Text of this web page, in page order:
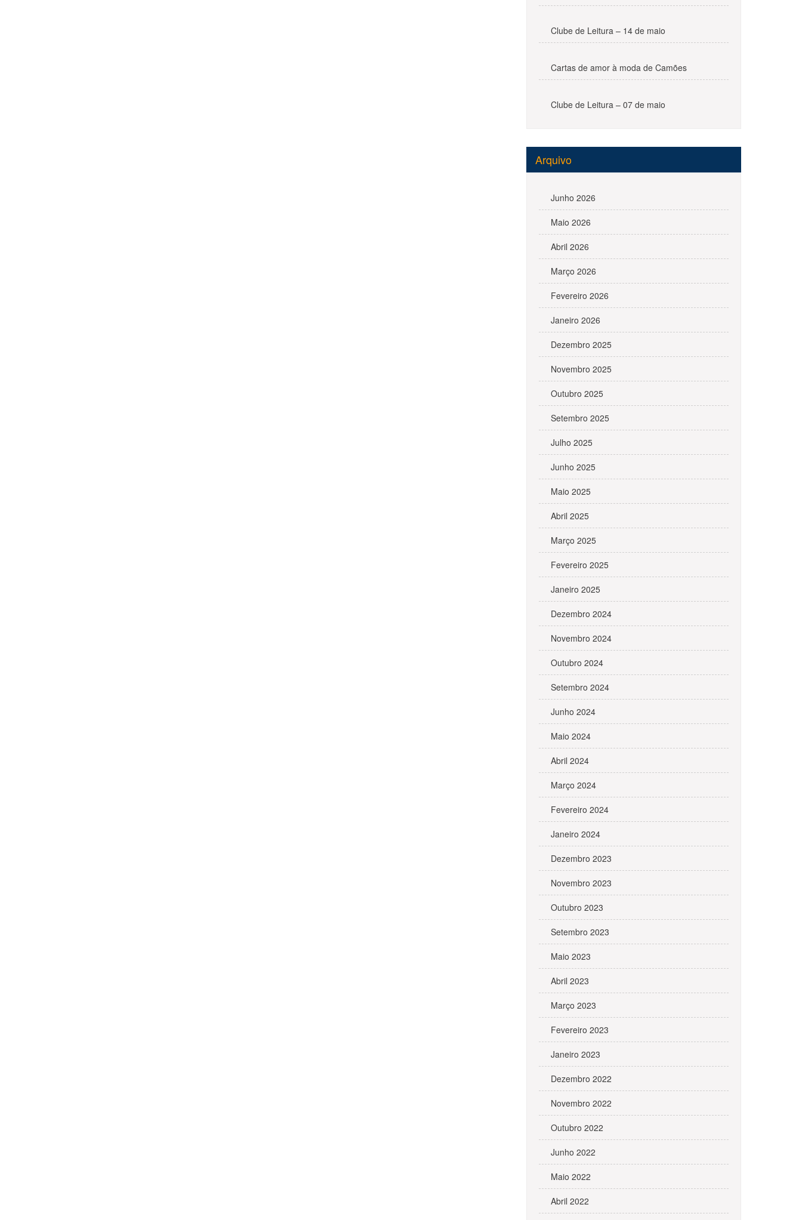
Clube de Leitura – 14 de maio
Cartas de amor à moda de Camões
Clube de Leitura – 07 de maio
Arquivo
Junho 2026
Maio 2026
Abril 2026
Março 2026
Fevereiro 2026
Janeiro 2026
Dezembro 2025
Novembro 2025
Outubro 2025
Setembro 2025
Julho 2025
Junho 2025
Maio 2025
Abril 2025
Março 2025
Fevereiro 2025
Janeiro 2025
Dezembro 2024
Novembro 2024
Outubro 2024
Setembro 2024
Junho 2024
Maio 2024
Abril 2024
Março 2024
Fevereiro 2024
Janeiro 2024
Dezembro 2023
Novembro 2023
Outubro 2023
Setembro 2023
Maio 2023
Abril 2023
Março 2023
Fevereiro 2023
Janeiro 2023
Dezembro 2022
Novembro 2022
Outubro 2022
Junho 2022
Maio 2022
Abril 2022